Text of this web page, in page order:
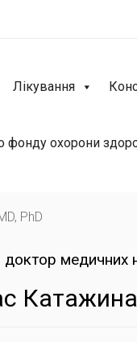
Лікування
фонду охорони
PhD
доктор медичних
Катажина